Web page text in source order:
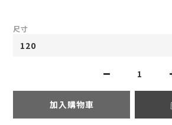
尺寸
加入購物車